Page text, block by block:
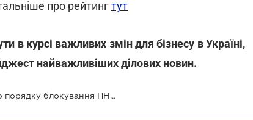
про рейтингтут
в курсі важливих змін для бізнесу в Україні,
найважливіших ділових новин.
Податківці оприлюднили проект нового порядку блокування ПН/РК